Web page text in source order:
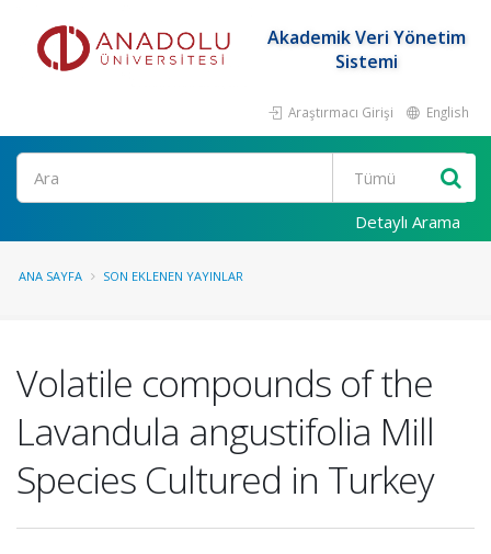
Akademik Veri Yönetim
Sistemi
Araştırmacı Girişi English
Ara
Detaylı Arama
ANA SAYFA SON EKLENEN YAYINLAR
Volatile compounds of the
Lavandula angustifolia Mill
Species Cultured in Turkey